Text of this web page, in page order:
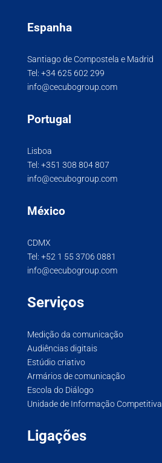
Espanha
Santiago de Compostela e Madrid
Tel: +34 625 602 299
info@cecubogroup.com
Portugal
Lisboa
Tel: +351 308 804 807
info@cecubogroup.com
México
CDMX
Tel: +52 1 55 3706 0881
info@cecubogroup.com
Serviços
Medição da comunicação
Audiências digitais
Estúdio criativo
Armários de comunicação
Escola do Diálogo
Unidade de Informação Competitiva
Ligações